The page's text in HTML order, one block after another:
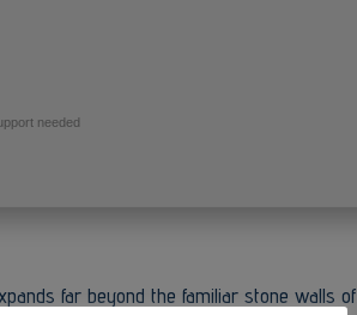
needed
far beyond the familiar stone walls of